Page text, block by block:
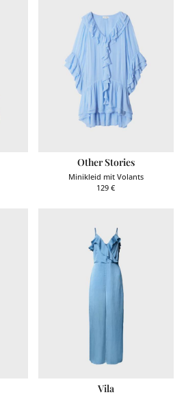
Other Stories
Minikleid mit Volants
129 €
Vila